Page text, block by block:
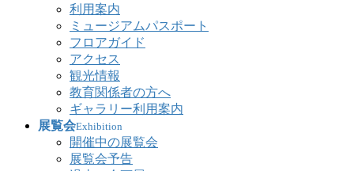
利用案内
ミュージアムパスポート
フロアガイド
アクセス
観光情報
教育関係者の方へ
ギャラリー利用案内
展覧会Exhibition
開催中の展覧会
展覧会予告